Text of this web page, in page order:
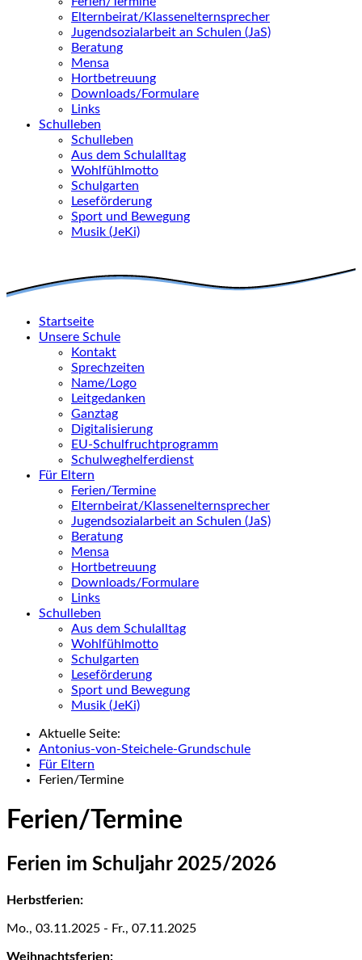
Elternbeirat/Klassenelternsprecher
Jugendsozialarbeit an Schulen (JaS)
Beratung
Mensa
Hortbetreuung
Downloads/Formulare
Links
Schulleben
Schulleben
Aus dem Schulalltag
Wohlfühlmotto
Schulgarten
Leseförderung
Sport und Bewegung
Musik (JeKi)
Startseite
Unsere Schule
Kontakt
Sprechzeiten
Name/Logo
Leitgedanken
Ganztag
Digitalisierung
EU-Schulfruchtprogramm
Schulweghelferdienst
Für Eltern
Ferien/Termine
Elternbeirat/Klassenelternsprecher
Jugendsozialarbeit an Schulen (JaS)
Beratung
Mensa
Hortbetreuung
Downloads/Formulare
Links
Schulleben
Aus dem Schulalltag
Wohlfühlmotto
Schulgarten
Leseförderung
Sport und Bewegung
Musik (JeKi)
Aktuelle Seite:
Antonius-von-Steichele-Grundschule
Für Eltern
Ferien/Termine
Ferien/Termine
Ferien im Schuljahr 2025/2026
Herbstferien:
Mo., 03.11.2025 - Fr., 07.11.2025
Weihnachtsferien: